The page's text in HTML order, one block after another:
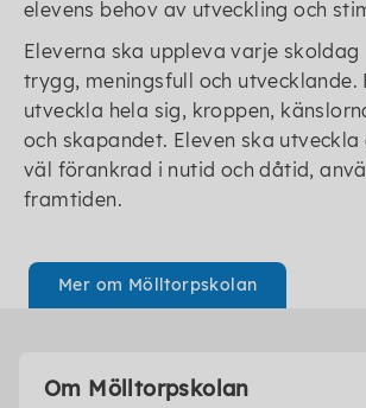
elevens behov av utveckling och
Eleverna ska uppleva varje skoldag
trygg, meningsfull och utvecklande.
utveckla hela sig, kroppen,
och skapandet. Eleven ska utveckla
väl förankrad i nutid och dåtid,
framtiden.
Mer om Mölltorpskolan
Om Mölltorpskolan